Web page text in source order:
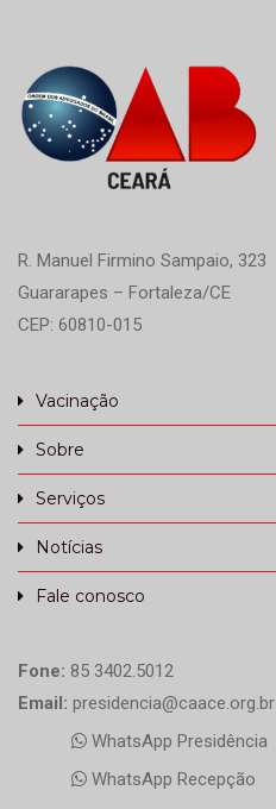
R. Manuel Firmino Sampaio, 323
Guararapes – Fortaleza/CE
CEP: 60810-015
Vacinação
Sobre
Serviços
Notícias
Fale conosco
Fone: 85 3402.5012
Email: presidencia@caace.org.br
WhatsApp Presidência
WhatsApp Recepção